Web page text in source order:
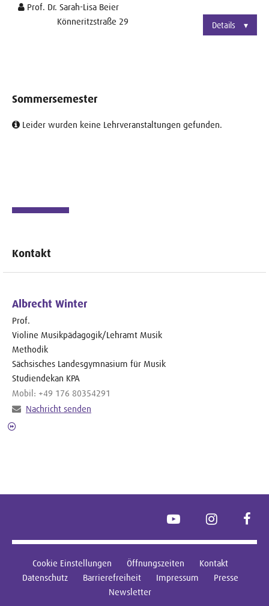
Prof. Dr. Sarah-Lisa Beier
Könneritzstraße 29
Details
Sommersemester
Leider wurden keine Lehrveranstaltungen gefunden.
Kontakt
Albrecht Winter
Prof.
Violine Musikpädagogik/Lehramt Musik
Methodik
Sächsisches Landesgymnasium für Musik
Studiendekan KPA
Mobil: +49 176 80354291
Nachricht senden
YouTube Instagram
Cookie Einstellungen Öffnungszeiten
Kontakt
Datenschutz
Barrierefreiheit Impressum
Presse
Newsletter